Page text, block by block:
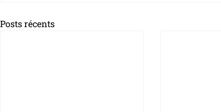
Posts récents